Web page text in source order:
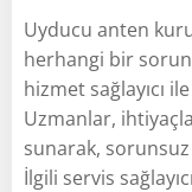
Uyducu anten
herhangi bir
hizmet sağlayıcı
Uzmanlar,
sunarak, sorunsuz
İlgili servis